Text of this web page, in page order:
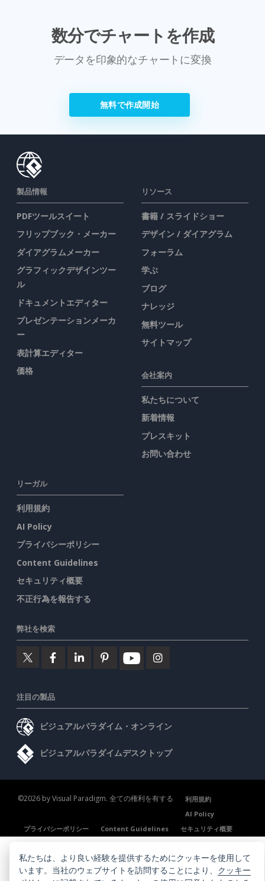
数分でチャートを作成
データを印象的なチャートに変換
無料で作成開始
製品情報
PDFツールスイート
フリップブック・メーカー
ダイアグラムメーカー
グラフィックデザインツー
ル
ドキュメントエディター
プレゼンテーションメーカ
ー
表計算エディター
価格
リソース
書籍 / スライドショー
デザイン / ダイアグラム
フォーラム
学ぶ
ブログ
ナレッジ
無料ツール
サイトマップ
会社案内
私たちについて
新着情報
プレスキット
お問い合わせ
リーガル
利用規約
AI Policy
プライバシーポリシー
Content Guidelines
セキュリティ概要
不正行為を報告する
弊社を検索
注目の製品
ビジュアルパラダイム・オンライン
ビジュアルパラダイムデスクトップ
©2026 by Visual Paradigm. 全ての権利を有する
利用規約
AI Policy
プライバシーポリシー
Content Guidelines セキュリティ概要
私たちは、より良い経験を提供するためにクッキーを使用して
います。当社のウェブサイトを訪問することにより、 クッキー